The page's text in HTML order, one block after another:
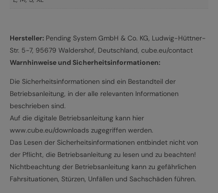
Hersteller: Pending System GmbH & Co. KG, Ludwig-Hüttner-
Str. 5-7, 95679 Waldershof, Deutschland, cube.eu/contact
Warnhinweise und Sicherheitsinformationen:
Die Sicherheitsinformationen sind ein Bestandteil der
Betriebsanleitung, in der alle relevanten Informationen
beschrieben sind.
Auf die digitale Betriebsanleitung kann hier
www.cube.eu/downloads zugegriffen werden.
Das Lesen der Sicherheitsinformationen entbindet nicht von
der Pflicht, die Betriebsanleitung zu lesen und zu beachten!
Nichtbeachtung der Betriebsanleitung kann zu gefährlichen
Fahrsituationen, Stürzen, Unfällen und Sachschäden führen.